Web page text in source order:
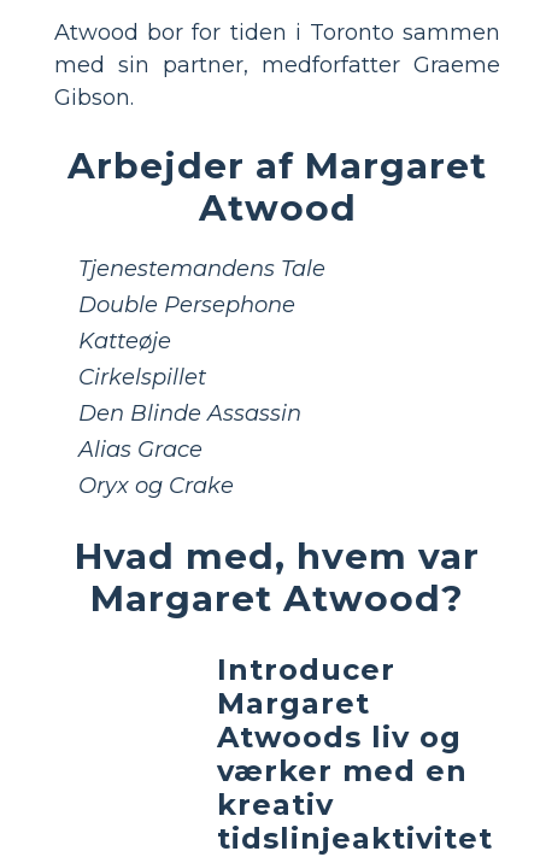
Atwood bor for tiden i Toronto sammen
med sin partner, medforfatter Graeme
Gibson.
Arbejder af Margaret
Atwood
Tjenestemandens Tale
Double Persephone
Katteøje
Cirkelspillet
Den Blinde Assassin
Alias ​​Grace
Oryx og Crake
Hvad med, hvem var
Margaret Atwood?
Introducer
Margaret
Atwoods liv og
værker med en
kreativ
tidslinjeaktivitet